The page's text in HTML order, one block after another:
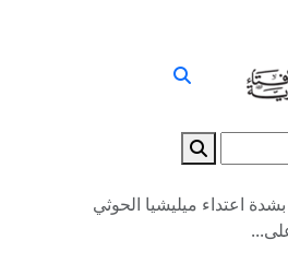
اعتداء ميليشيا الحوثي